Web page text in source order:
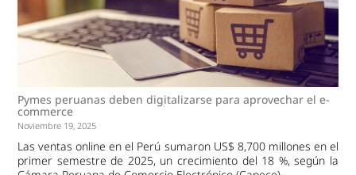
Pymes peruanas deben digitalizarse para aprovechar el e-
commerce
Noviembre 19, 2025
Las ventas online en el Perú sumaron US$ 8,700 millones en el
primer semestre de 2025, un crecimiento del 18 %, según la